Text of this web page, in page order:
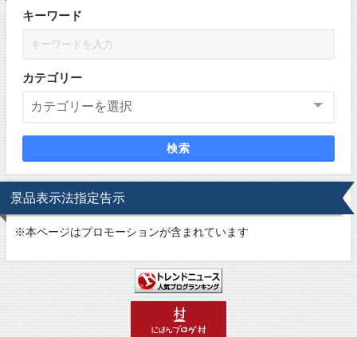
キーワード
カテゴリー
検索
景品表示法指定告示
※本ページはプロモーションが含まれています